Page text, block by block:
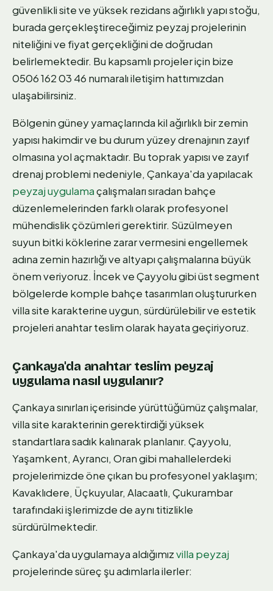
güvenlikli site ve yüksek rezidans ağırlıklı yapı stoğu,
burada gerçekleştireceğimiz peyzaj projelerinin
niteliğini ve fiyat gerçekliğini de doğrudan
belirlemektedir. Bu kapsamlı projeler için bize
0506 162 03 46 numaralı iletişim hattımızdan
ulaşabilirsiniz.
Bölgenin güney yamaçlarında kil ağırlıklı bir zemin
yapısı hakimdir ve bu durum yüzey drenajının zayıf
olmasına yol açmaktadır. Bu toprak yapısı ve zayıf
drenaj problemi nedeniyle, Çankaya'da yapılacak
peyzaj uygulamaçalışmaları sıradan bahçe
düzenlemelerinden farklı olarak profesyonel
mühendislik çözümleri gerektirir. Süzülmeyen
suyun bitki köklerine zarar vermesini engellemek
adına zemin hazırlığı ve altyapı çalışmalarına büyük
önem veriyoruz. İncek ve Çayyolu gibi üst segment
bölgelerde komple bahçe tasarımları oluştururken
villa site karakterine uygun, sürdürülebilir ve estetik
projeleri anahtar teslim olarak hayata geçiriyoruz.
Çankaya'da anahtar teslim peyzaj
uygulama nasıl uygulanır?
Çankaya sınırları içerisinde yürüttüğümüz çalışmalar,
villa site karakterinin gerektirdiği yüksek
standartlara sadık kalınarak planlanır. Çayyolu,
Yaşamkent, Ayrancı, Oran gibi mahallelerdeki
projelerimizde öne çıkan bu profesyonel yaklaşım;
Kavaklıdere, Üçkuyular, Alacaatlı, Çukurambar
tarafındaki işlerimizde de aynı titizlikle
sürdürülmektedir.
Çankaya'da uygulamaya aldığımızvilla peyzaj
projelerinde süreç şu adımlarla ilerler: